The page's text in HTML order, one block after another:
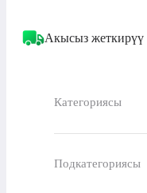
Акысыз жеткирүү
Категориясы
Подкатегориясы